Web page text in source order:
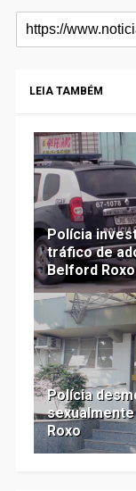
LEIA TAMBÉM
Polícia
tráfico de
Belford Roxo
Polícia
Roxo